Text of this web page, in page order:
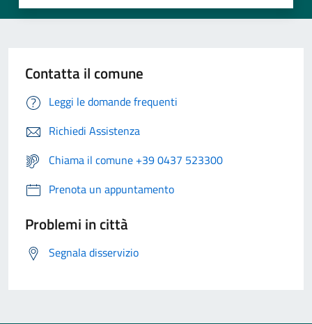
Contatta il comune
Leggi le domande frequenti
Richiedi Assistenza
Chiama il comune +39 0437 523300
Prenota un appuntamento
Problemi in città
Segnala disservizio